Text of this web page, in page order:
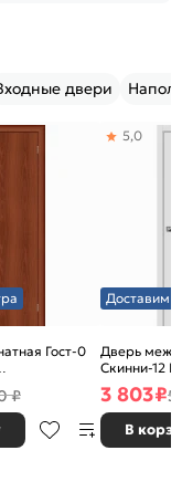
двери
Гост-0
Л-11
каркасно-
₽
Доставим
Дверь
Скинни-12
глухая,
5,0
3 803₽5
В